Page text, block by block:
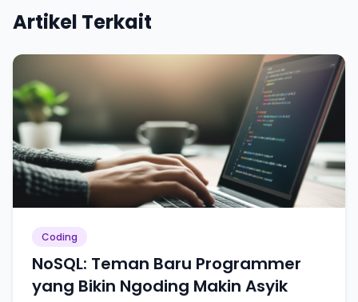
Artikel Terkait
Coding
NoSQL: Teman Baru Programmer
yang Bikin Ngoding Makin Asyik